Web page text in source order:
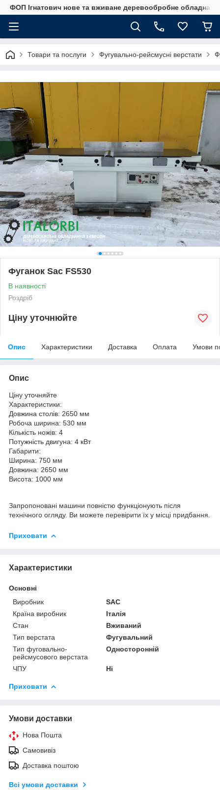
ФОП Ігнатович нове та вживане деревообробне
Товари та послуги Фугувально-рейсмусні верстати
Фуганок Sac FS530
В наявності
Роздріб
Ціну уточнюйте
Опис Характеристики Доставка Оплата Умови
Опис
Ціну уточняйте
Характеристики:
Довжина столів: 2650 мм
Робоча ширина: 530 мм
Кількість ножів: 4
Потужність двигуна: 4 кВт
Габарити:
Ширина: 750 мм
Довжина: 2650 мм
Висота: 1000 мм
Запропоновані машини повністю функціонують після
технічного огляду. Ви можете перевірити їх у місці придбання.
Приховати
Характеристики
Основні
Виробник
SAC
Країна виробник
Італія
Стан
Вживаний
Тип верстата
Фугувальний
Тип фуговально-
рейсмусового верстата
Односторонній
ЧПУ Ні
Приховати
Умови доставки
Нова Пошта
Самовивіз
Доставка поштою
Всі умови доставки